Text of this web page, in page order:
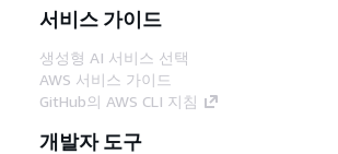
서비스 가이드
생성형 AI 서비스 선택
AWS 서비스 가이드
GitHub의 AWS CLI 지침
개발자 도구